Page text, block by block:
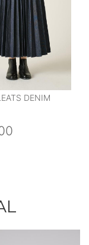
DENIM